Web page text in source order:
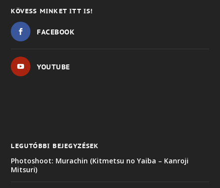
KÖVESS MINKET ITT IS!
FACEBOOK
YOUTUBE
LEGUTÓBBI BEJEGYZÉSEK
Photoshoot: Murachin (Kitmetsu no Yaiba – Kanroji
Mitsuri)